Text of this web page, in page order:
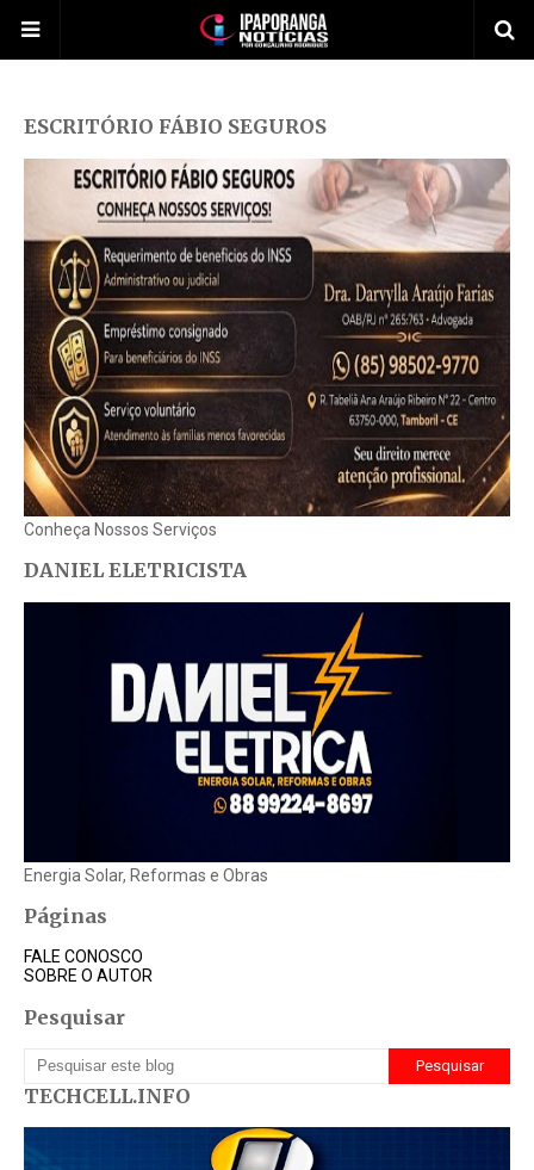
ESCRITÓRIO FÁBIO SEGUROS
Conheça Nossos Serviços
DANIEL ELETRICISTA
Energia Solar, Reformas e Obras
Páginas
FALE CONOSCO
SOBRE O AUTOR
Pesquisar
TECHCELL.INFO